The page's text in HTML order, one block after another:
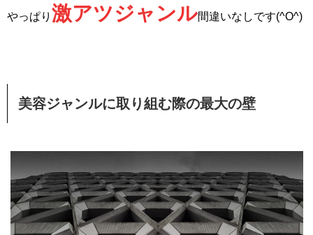
やっぱり 激アツジャンル間違いなしです(^O^)
美容ジャンルに取り組む際の最大の壁